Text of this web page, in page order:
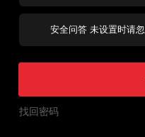
找回密码